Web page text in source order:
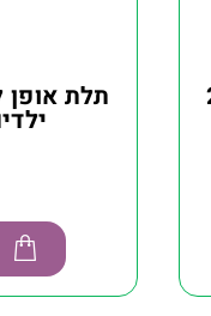
תלת אופן